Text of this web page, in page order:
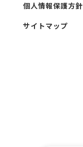
個人情報保護方針
サイトマップ